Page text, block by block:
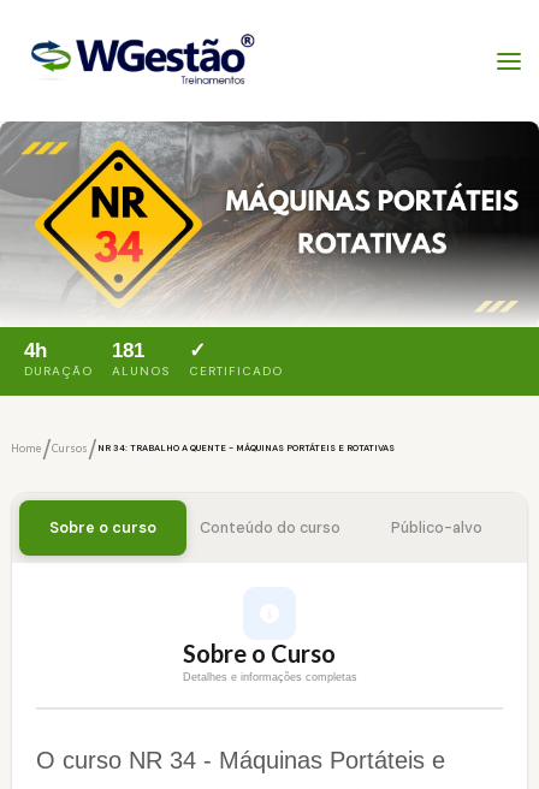
4h
DURAÇÃO
181
ALUNOS
✓
CERTIFICADO
Home/Cursos/ NR 34: TRABALHO A QUENTE - MÁQUINAS PORTÁTEIS E ROTATIVAS
Sobre o curso Conteúdo do curso Público-alvo
Sobre o Curso
Detalhes e informações completas
O curso NR 34 - Máquinas Portáteis e